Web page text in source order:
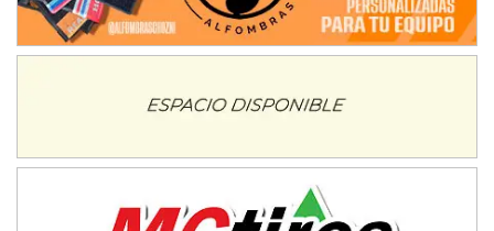
08/09-AGO
IAME SERIES ARGENTINA 6
Baradero (Buenos Aires)
Ciudad de Trenque Lauquen (Asfalto)
ENTRERRIANO - F6 (POSTERGADA)